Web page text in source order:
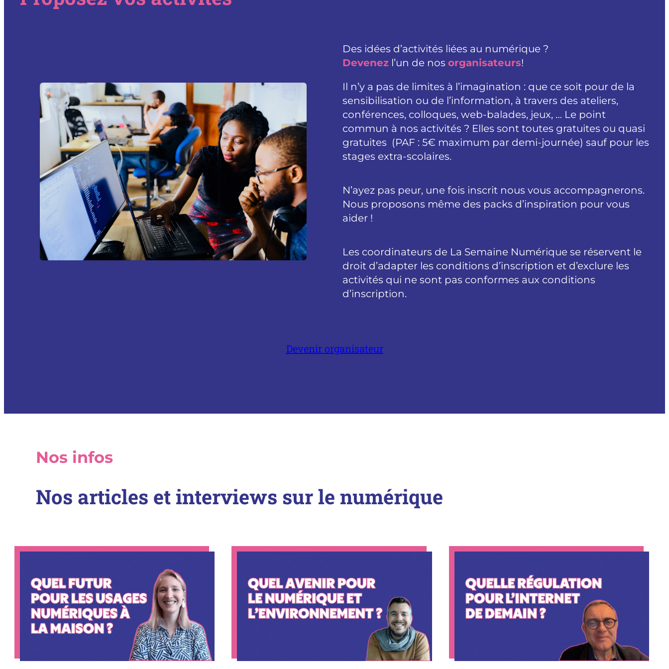
Des idées d’activités liées au numérique ?
Devenez l’un de nos organisateurs!
Il n’y a pas de limites à l’imagination : que ce soit pour de la
sensibilisation ou de l’information, à travers des ateliers,
conférences, colloques, web-balades, jeux, … Le point
commun à nos activités ? Elles sont toutes gratuites ou quasi
gratuites (PAF : 5€ maximum par demi-journée) sauf pour les
stages extra-scolaires.
N’ayez pas peur, une fois inscrit nous vous accompagnerons.
Nous proposons même des packs d’inspiration pour vous
aider !
Les coordinateurs de La Semaine Numérique se réservent le
droit d’adapter les conditions d’inscription et d’exclure les
activités qui ne sont pas conformes aux conditions
d’inscription.
Devenir organisateur
Nos infos
Nos articles et interviews sur le numérique